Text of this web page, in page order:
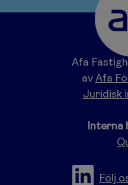
Afa
av Afa
Juridisk
Interna
Följ